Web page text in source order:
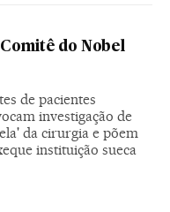
do Nobel
de pacientes
investigação de
da cirurgia e põem
instituição sueca